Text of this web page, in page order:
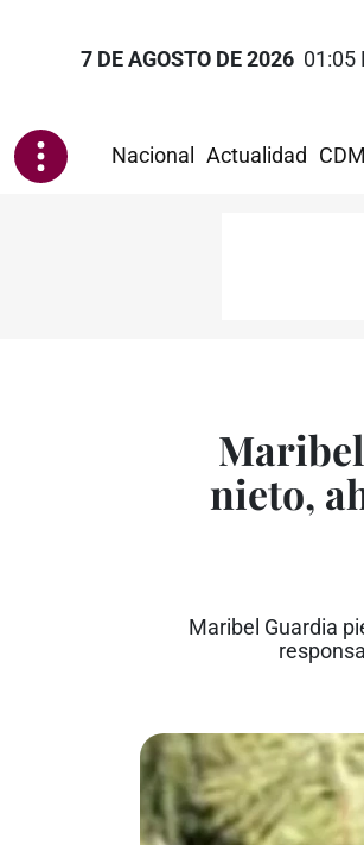
7 DE AGOSTO DE 2026 01:05
Nacional Actualidad
nieto,
Maribel Guardia